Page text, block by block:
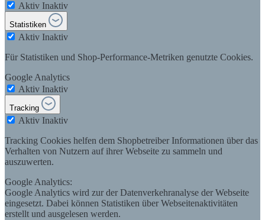
Aktiv Inaktiv
Statistiken
Aktiv Inaktiv
Für Statistiken und Shop-Performance-Metriken genutzte Cookies.
Google Analytics
Aktiv Inaktiv
Tracking
Aktiv Inaktiv
Tracking Cookies helfen dem Shopbetreiber Informationen über das
Verhalten von Nutzern auf ihrer Webseite zu sammeln und
auszuwerten.
Google Analytics:
Google Analytics wird zur der Datenverkehranalyse der Webseite
eingesetzt. Dabei können Statistiken über Webseitenaktivitäten
erstellt und ausgelesen werden.